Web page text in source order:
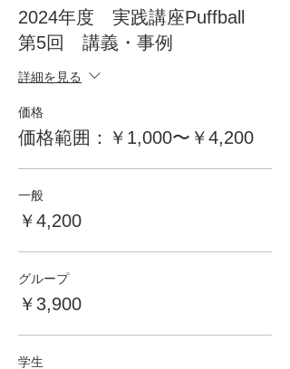
2024年度 実践講座Puffball
第5回 講義・事例
詳細を見る
価格
価格範囲：￥1,000〜￥4,200
一般
￥4,200
グループ
￥3,900
学生